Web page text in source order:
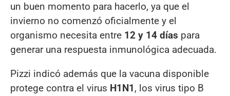
un buen momento para hacerlo, ya que el
invierno no comenzó oficialmente y el
organismo necesita entre 12 y 14 días para
generar una respuesta inmunológica adecuada.
Pizzi indicó además que la vacuna disponible
protege contra el virus H1N1, los virus tipo B